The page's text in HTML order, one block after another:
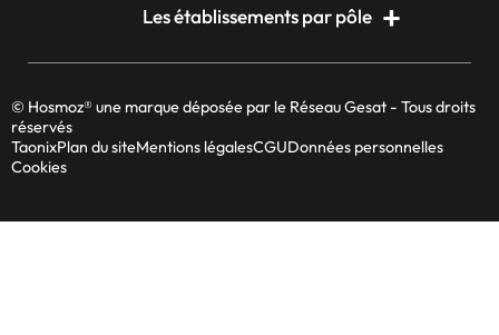
Les établissements par pôle
© Hosmoz® une marque déposée par le Réseau Gesat - Tous droits
réservés
TaonixPlan du siteMentions légalesCGUDonnées personnelles
Cookies